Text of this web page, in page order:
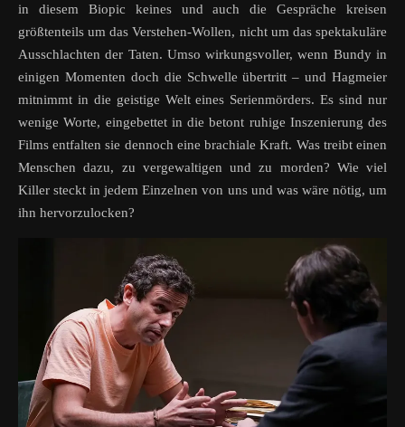
in diesem Biopic keines und auch die Gespräche kreisen
größtenteils um das Verstehen-Wollen, nicht um das spektakuläre
Ausschlachten der Taten. Umso wirkungsvoller, wenn Bundy in
einigen Momenten doch die Schwelle übertritt – und Hagmeier
mitnimmt in die geistige Welt eines Serienmörders. Es sind nur
wenige Worte, eingebettet in die betont ruhige Inszenierung des
Films entfalten sie dennoch eine brachiale Kraft. Was treibt einen
Menschen dazu, zu vergewaltigen und zu morden? Wie viel
Killer steckt in jedem Einzelnen von uns und was wäre nötig, um
ihn hervorzulocken?